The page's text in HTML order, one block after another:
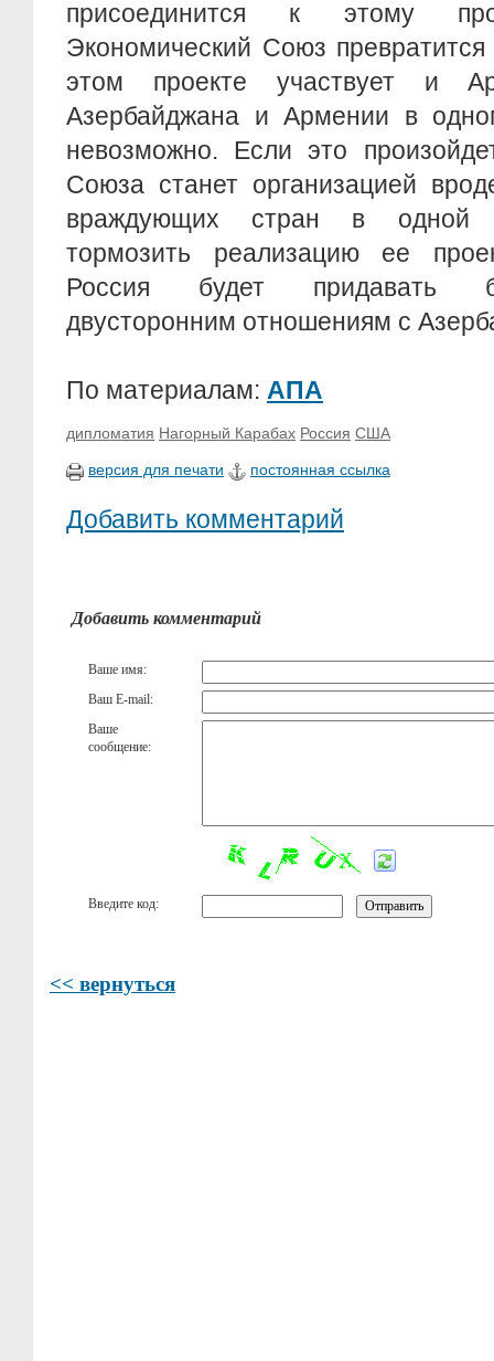
присоединится к этому
Экономический Союз
этом проекте участвует и
Азербайджана и Армении в
невозможно. Если это
Союза станет организацией
враждующих стран в одной
тормозить реализацию ее
Россия будет придавать
двусторонним отношениям с
По материалам: АПА
дипломатия Нагорный Карабах Россия США
версия для печати постоянная ссылка
Добавить комментарий
Добавить комментарий
Ваше имя:
Ваш E-mail:
Ваше
сообщение:
Введите код:
<< вернуться